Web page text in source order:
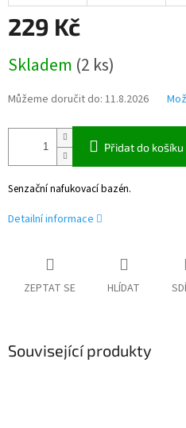
229 Kč
cena:
Skladem (2 ks)
Můžeme doručit do: 11.8.2026
Přidat do košíku
Senzační nafukovací bazén.
Detailní informace
ZEPTAT SE HLÍDAT
Související produkty